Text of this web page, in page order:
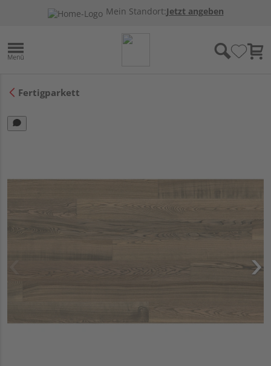
Mein Standort:Jetzt angeben
Fertigparkett